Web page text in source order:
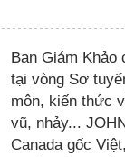
Ban Giám Khảo
tại vòng Sơ
môn, kiến thức
vũ, nhảy...
Canada gốc